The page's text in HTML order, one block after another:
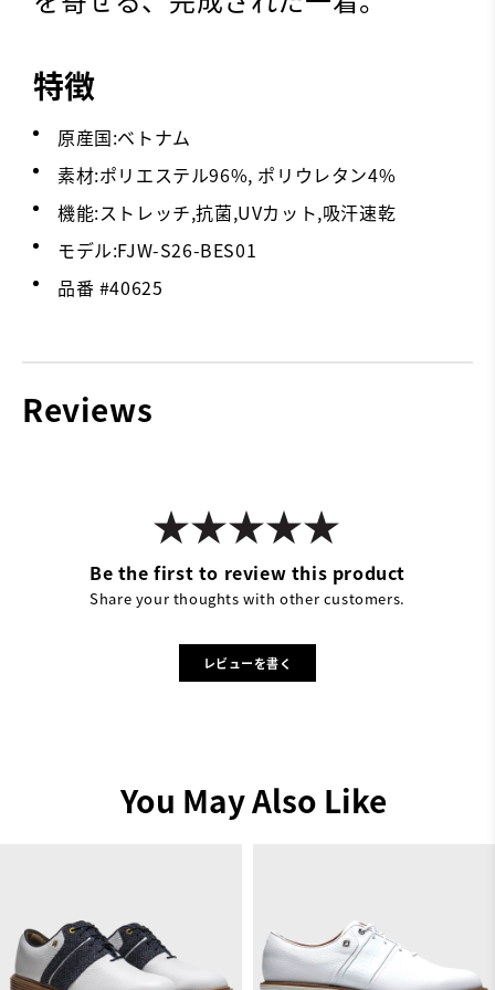
特徴
原産国:ベトナム
素材:ポリエステル96%, ポリウレタン4%
機能:ストレッチ,抗菌,UVカット,吸汗速乾
モデル:FJW-S26-BES01
品番 #40625
Reviews
Be the first to review this product
Share your thoughts with other customers.
レビューを書く
You May Also Like